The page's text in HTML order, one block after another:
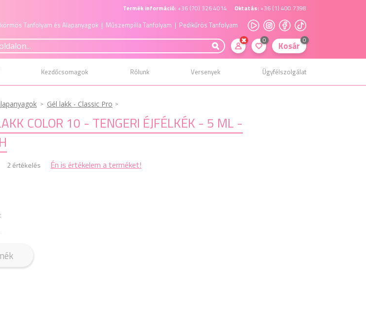
Termék információ: +36 (70) 326 4014 Oktatás: +36 (1) 400 7398
Tanfolyam és Alapanyagok | Műszempilla Tanfolyam | Pedikűrös Tanfolyam
0 Kosár 0
Kezdőcsomagok Rólunk Versenyek Ügyfélszolgálat
Gél lakk - Classic Pro
COLOR 10 - TENGERI ÉJFÉLKÉK - 5 ML -
2 értékelés Én is értékelem a terméket!